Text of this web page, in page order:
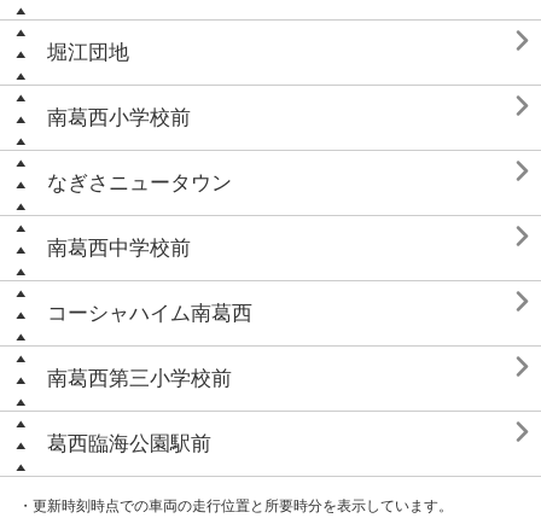
堀江団地 
南葛西小学校前 
なぎさニュータウン 
南葛西中学校前 
コーシャハイム南葛西 
南葛西第三小学校前 
葛西臨海公園駅前 
・更新時刻時点での車両の走行位置と所要時分を表示しています。